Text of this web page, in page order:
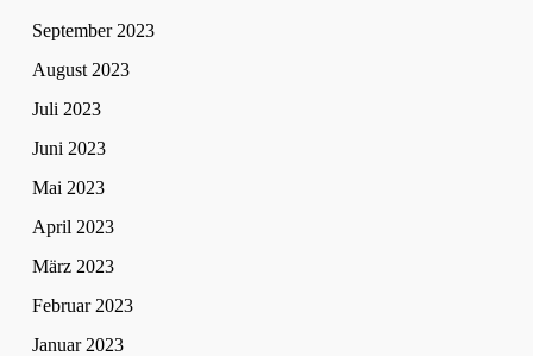
September 2023
August 2023
Juli 2023
Juni 2023
Mai 2023
April 2023
März 2023
Februar 2023
Januar 2023